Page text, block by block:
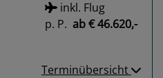
inkl. Flug
p. P. ab€ 46.620,-
Terminübersicht